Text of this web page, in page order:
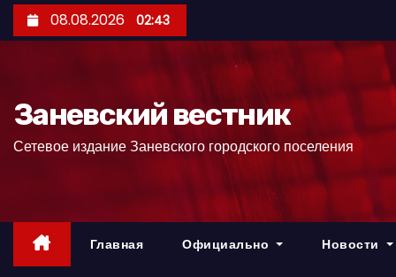
е
08.08.2026 02:43
Заневский вестник
Сетевое издание Заневского городского поселения
Главная Официально Новости